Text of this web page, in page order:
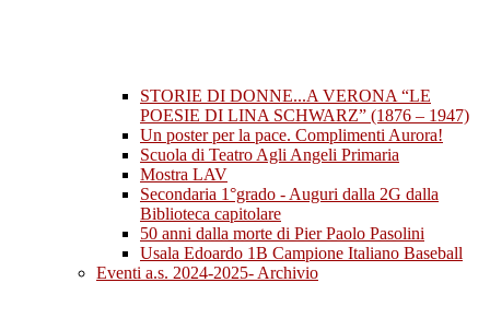
STORIE DI DONNE...A VERONA “LE
POESIE DI LINA SCHWARZ” (1876 – 1947)
Un poster per la pace. Complimenti Aurora!
Scuola di Teatro Agli Angeli Primaria
Mostra LAV
Secondaria 1°grado - Auguri dalla 2G dalla
Biblioteca capitolare
50 anni dalla morte di Pier Paolo Pasolini
Usala Edoardo 1B Campione Italiano Baseball
Eventi a.s. 2024-2025- Archivio